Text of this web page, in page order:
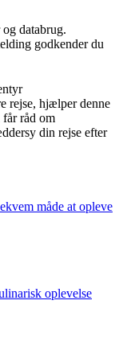
databrug.
godkender du
rejse, hjælper denne
får råd om
din rejse efter
måde at opleve
oplevelse